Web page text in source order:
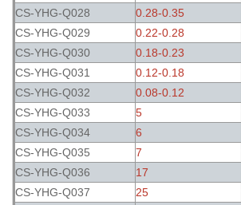
CS-YHG-Q028
0.28-0.35
CS-YHG-Q029
0.22-0.28
CS-YHG-Q030
0.18-0.23
CS-YHG-Q031
0.12-0.18
CS-YHG-Q032
0.08-0.12
CS-YHG-Q033
5
CS-YHG-Q034
6
CS-YHG-Q035
7
CS-YHG-Q036
17
CS-YHG-Q037
25